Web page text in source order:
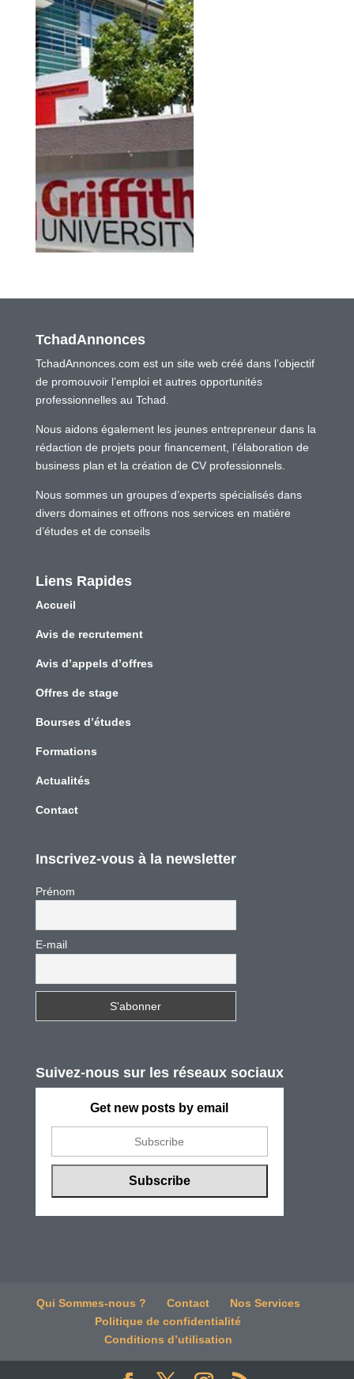
TchadAnnonces
TchadAnnonces.com est un site web créé dans l’objectif
de promouvoir l’emploi et autres opportunités
professionnelles au Tchad.
Nous aidons également les jeunes entrepreneur dans la
rédaction de projets pour financement, l’élaboration de
business plan et la création de CV professionnels.
Nous sommes un groupes d’experts spécialisés dans
divers domaines et offrons nos services en matière
d’études et de conseils
Liens Rapides
Accueil
Avis de recrutement
Avis d’appels d’offres
Offres de stage
Bourses d’études
Formations
Actualités
Contact
Inscrivez-vous à la newsletter
Prénom
E-mail
Suivez-nous sur les réseaux sociaux
Get new posts by email
Qui Sommes-nous ? Contact
Nos Services
Politique de confidentialité
Conditions d’utilisation